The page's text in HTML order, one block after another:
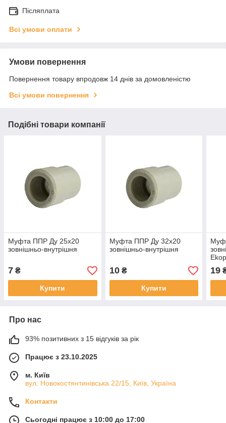
Післяплата
Всі умови оплати
Умови повернення
Повернення товару впродовж 14 днів за домовленістю
Всі умови повернення
Подібні товари компанії
Муфта ППР Ду 25х20
зовнішньо-внутрішня
7 ₴
Купити
Муфта ППР Ду 32х20
зовнішньо-внутрішня
10₴
Купити
19
Про нас
93% позитивних з 15 відгуків за рік
Працює з 23.10.2025
м. Київ
вул. Новокостянтинівська 22/15, Київ, Україна
Контакти
Сьогодні працює з 10:00 до 17:00